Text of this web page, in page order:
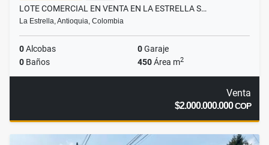
LOTE COMERCIAL EN VENTA EN LA ESTRELLA S…
La Estrella, Antioquia, Colombia
0Alcobas 0Garaje
0 Baños 450Área m2
Venta
$2.000.000.000COP